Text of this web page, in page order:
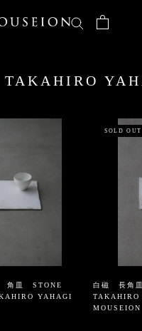
TAKAHIRO
角皿 STONE
YAHAGI
SOLD OUT
白磁 長角
MOUSEION